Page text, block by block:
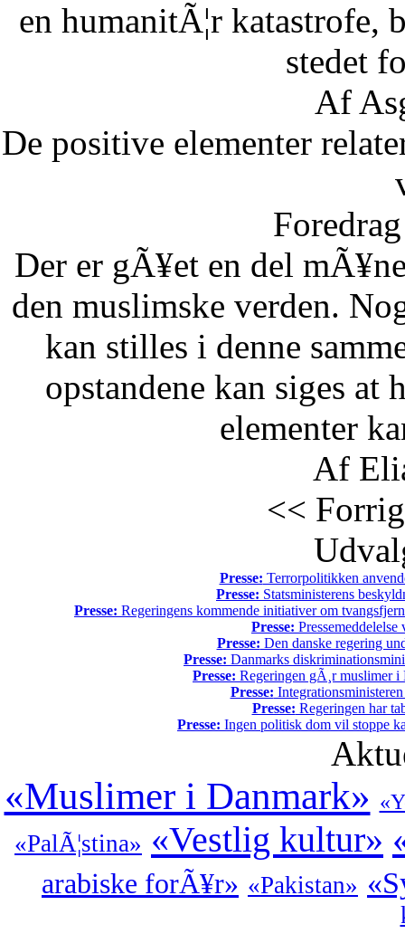
en humanitÃ¦r katastrofe,
stedet
Af
De positive elementer
Der er gÃ¥et en del
den muslimske verden.
kan stilles i denne
opstandene kan siges at
elementer
Af
<<
Presse: Terrorpolitikken
Presse: Statsministerens
Presse: Regeringens kommende initiativer om
Presse:
Presse: Den danske regering
Presse: Danmarks
Presse: Regeringen gÃ¸r muslimer
Presse:
Presse: Regeringen har
Presse: Ingen politisk dom vil stoppe
«Muslimer i Danmark»
«PalÃ¦stina» «Vestlig kultur»
arabiske forÃ¥r» «Pakistan»